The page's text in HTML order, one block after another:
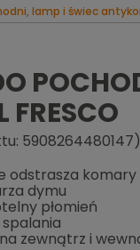
lamp i świec
FRESCO
5908264480147)
odstrasza komary
dymu
płomień
spalania
zewnątrz i